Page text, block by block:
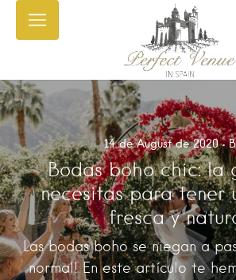
14 de August de 2020
Bodas boho chic: la
necesitas para tener
fresca y
Las bodas boho se niegan a
normal! En este artículo te